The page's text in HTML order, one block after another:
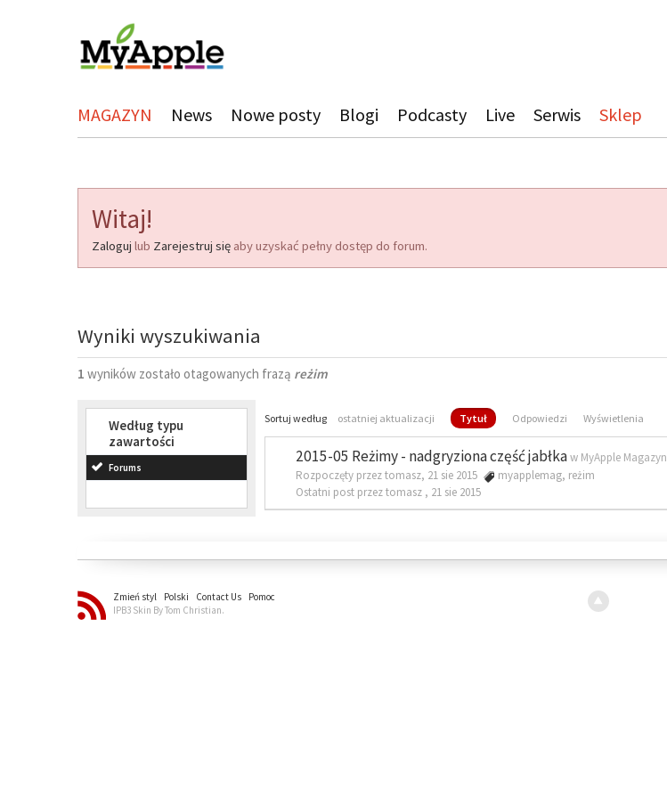
MAGAZYN News Nowe posty Blogi Podcasty Live Serwis Sklep
Witaj!
Zaloguj lub Zarejestruj się aby uzyskać pełny dostęp do forum.
Wyniki wyszukiwania
1 wyników zostało otagowanych frazą reżim
Według typu
zawartości
Forums
Sortuj według ostatniej aktualizacji Tytuł Odpowiedzi Wyświetlenia
2015-05 Reżimy - nadgryziona część jabłkaw MyApple Magazyn
Rozpoczęty przez tomasz, 21 sie 2015
myapplemag, reżim
Ostatni post przez tomasz , 21 sie 2015
Zmień styl Polski Contact Us
Pomoc
IPB3 Skin By Tom Christian.